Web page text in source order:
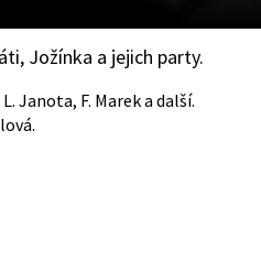
Jožínka a jejich party.
Janota, F. Marek a další.